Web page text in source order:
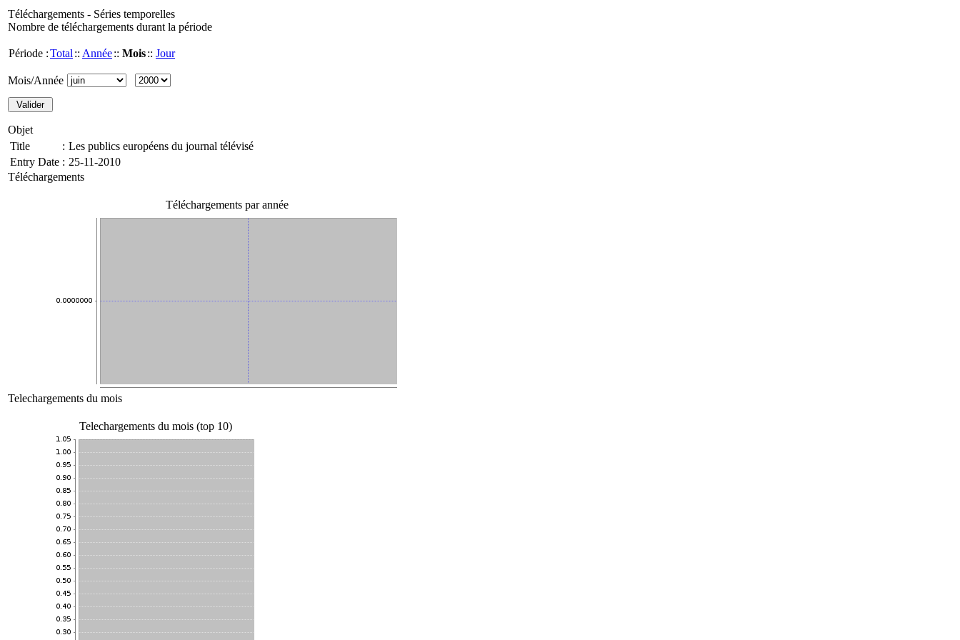
Téléchargements - Séries temporelles
Nombre de téléchargements durant la période
Période :Total :: Année:: Mois:: Jour
Mois/Année
Objet
Title
: Les publics européens du journal télévisé
Entry Date : 25-11-2010
Téléchargements
Téléchargements par année
Telechargements du mois
Telechargements du mois (top 10)